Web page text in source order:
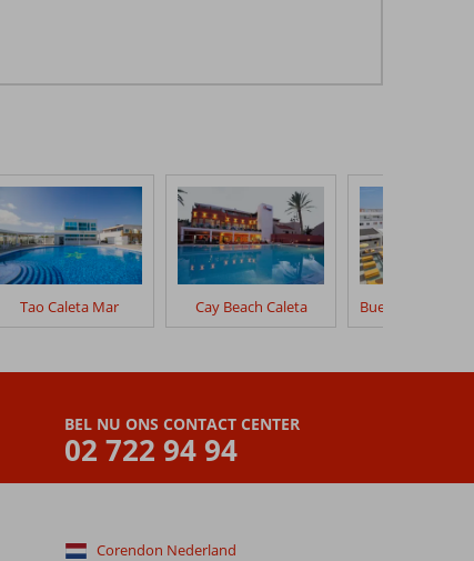
Tao Caleta Mar Cay Beach Caleta
BEL NU ONS CONTACT CENTER
02 722 94 94
Corendon Nederland